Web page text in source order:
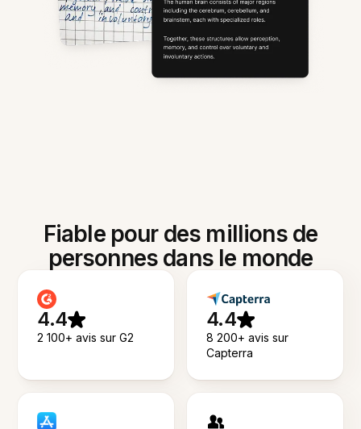
Fiable pour des millions de
personnes dans le monde
4.4
2 100+ avis sur G2
4.4
8 200+ avis sur
Capterra